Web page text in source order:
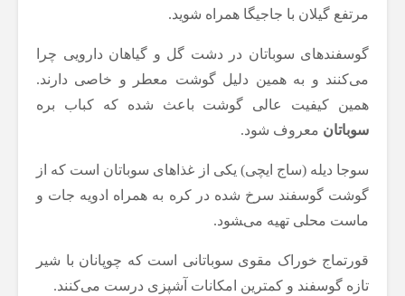
مرتفع گیلان با جاجیگا همراه شوید.
گوسفندهای سوباتان در دشت گل و گیاهان دارویی چرا
می‌کنند و به همین دلیل گوشت معطر و خاصی دارند.
همین کیفیت عالی گوشت باعث شده که کباب بره
سوباتان معروف شود.
سوجا دیله (ساج ایچی) یکی از غذاهای سوباتان است که از
گوشت گوسفند سرخ شده در کره به همراه ادویه جات و
ماست محلی تهیه می‌‍شود.
قورتماج خوراک مقوی سوباتانی است که چوپانان با شیر
تازه گوسفند و کمترین امکانات آشپزی درست می‎‌کنند.